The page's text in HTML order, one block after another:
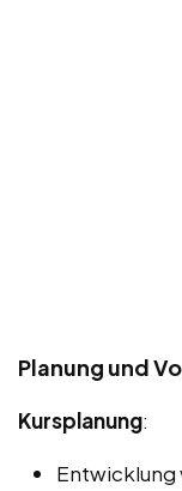
Planung und
Kursplanung:
Entwicklung